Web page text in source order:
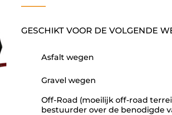
GESCHIKT VOOR DE VOLGENDE
Asfalt wegen
Gravel wegen
Off-Road (moeilijk off-road
bestuurder over de benodigde